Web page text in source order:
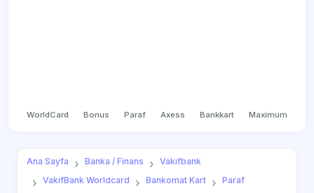
WorldCard Bonus Paraf Axess Bankkart Maximum
Ana Sayfa Banka / Finans
Vakıfbank
VakıfBank Worldcard
Bankomat Kart
Paraf